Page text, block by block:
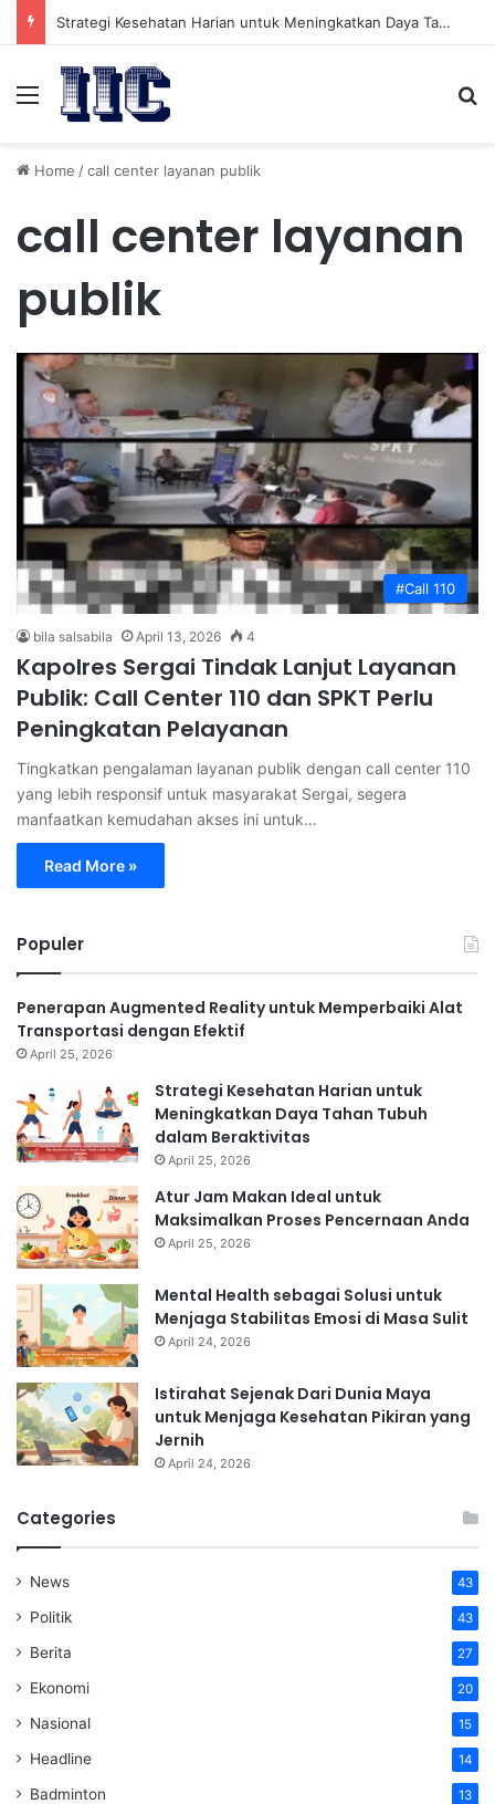
Strategi Kesehatan Harian untuk Meningkatkan Daya Tahan Tubuh dalam Beraktivitas
Menu
Home /call center layanan publik
call center layanan
publik
#Call 110
bila salsabila April 13, 2026 4
Kapolres Sergai Tindak Lanjut Layanan
Publik: Call Center 110 dan SPKT Perlu
Peningkatan Pelayanan
Tingkatkan pengalaman layanan publik dengan call center 110
yang lebih responsif untuk masyarakat Sergai, segera
manfaatkan kemudahan akses ini untuk…
Read More »
Populer
Penerapan Augmented Reality untuk Memperbaiki Alat
Transportasi dengan Efektif
April 25, 2026
Strategi Kesehatan Harian untuk
Meningkatkan Daya Tahan Tubuh
dalam Beraktivitas
April 25, 2026
Atur Jam Makan Ideal untuk
Maksimalkan Proses Pencernaan Anda
April 25, 2026
Mental Health sebagai Solusi untuk
Menjaga Stabilitas Emosi di Masa Sulit
April 24, 2026
Istirahat Sejenak Dari Dunia Maya
untuk Menjaga Kesehatan Pikiran yang
Jernih
April 24, 2026
Categories
News 43
Politik 43
Berita 27
Ekonomi 20
Nasional 15
Headline 14
Badminton 13